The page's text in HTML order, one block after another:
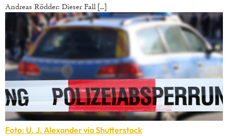
Andreas Rödder: Dieser Fall […]
Foto: U. J. Alexander via Shutterstock